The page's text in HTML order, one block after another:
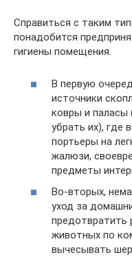
Справиться с таким
понадобится
гигиены помещения.
В первую
источники
ковры и
убрать их), где
портьеры на
жалюзи,
предметы
Во-вторых,
уход за
предотвратить
животных по
вычесывать